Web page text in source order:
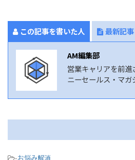
この記事を書いた人 最新記事
AM編集部
営業キャリアを前
ニーセールス・マガ
-お悩み解消